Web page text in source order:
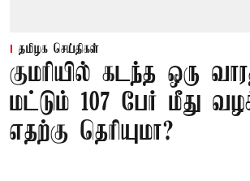
தமிழக செய்திகள்
குமரியில் கடந்த ஒரு
மட்டும் 107 பேர் மீது
எதற்கு தெரியுமா?